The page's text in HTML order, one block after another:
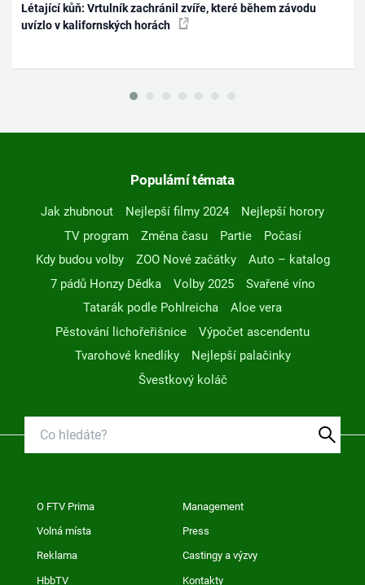
Létající kůň: Vrtulník zachránil zvíře, které během závodu
uvízlo v kalifornských horách
Populární témata
Jak zhubnout Nejlepší filmy 2024
Nejlepší horory
TV program
Změna času Partie
Počasí
Kdy budou volby
ZOO Nové začátky
Auto – katalog
7 pádů Honzy Dědka
Volby 2025
Svařené víno
Tatarák podle Pohlreicha
Aloe vera
Pěstování lichořeřišnice
Výpočet ascendentu
Tvarohové knedlíky
Nejlepší palačinky
Švestkový koláč
O FTV Prima Management
Volná místa Press
Reklama Castingy a výzvy
HbbTV Kontakty